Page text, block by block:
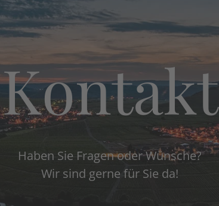
Kontakt
Haben Sie Fragen oder Wünsche?
Wir sind gerne für Sie da!